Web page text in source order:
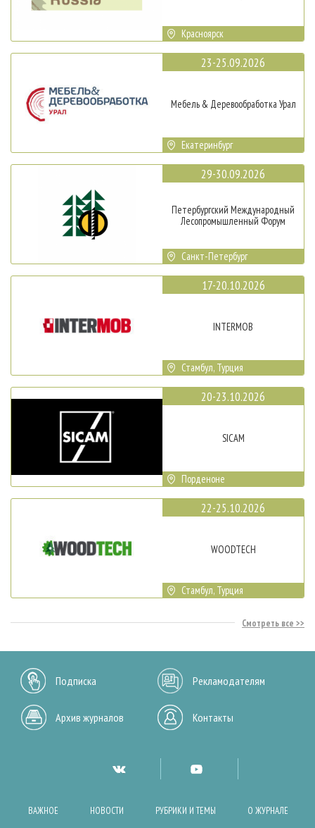
Красноярск
23-25.09.2026
Мебель & Деревообработка Урал
Екатеринбург
29-30.09.2026
Петербургский Международный
Лесопромышленный Форум
Санкт-Петербург
17-20.10.2026
INTERMOB
Стамбул, Турция
20-23.10.2026
SICAM
Порденоне
22-25.10.2026
WOODTECH
Стамбул, Турция
Смотреть все
Подписка Рекламодателям
Архив журналов Контакты
ВАЖНОЕ НОВОСТИ РУБРИКИ И ТЕМЫ О ЖУРНАЛЕ